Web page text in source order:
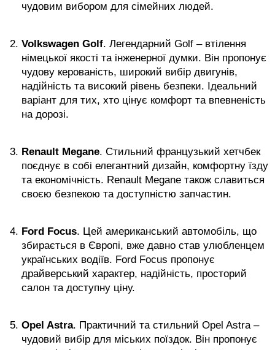
чудовим вибором для сімейних людей.
Volkswagen Golf. Легендарний Golf – втілення
німецької якості та інженерної думки. Він пропонує
чудову керованість, широкий вибір двигунів,
надійність та високий рівень безпеки. Ідеальний
варіант для тих, хто цінує комфорт та впевненість
на дорозі.
Renault Megane. Стильний французький хетчбек
поєднує в собі елегантний дизайн, комфортну їзду
та економічність. Renault Megane також славиться
своєю безпекою та доступністю запчастин.
Ford Focus. Цей американський автомобіль, що
збирається в Європі, вже давно став улюбленцем
українських водіїв. Ford Focus пропонує
драйверський характер, надійність, просторий
салон та доступну ціну.
Opel Astra. Практичний та стильний Opel Astra –
чудовий вибір для міських поїздок. Він пропонує